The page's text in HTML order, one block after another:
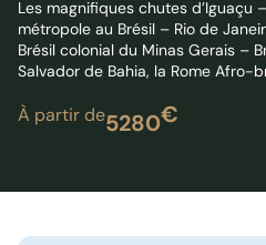
Les magnifiques chutes d’Iguaçu
métropole au Brésil – Rio de
Brésil colonial du Minas Gerais –
Salvador de Bahia, la Rome Afro-
À partir de5280€